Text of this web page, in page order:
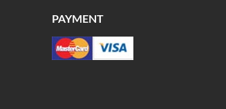
PAYMENT